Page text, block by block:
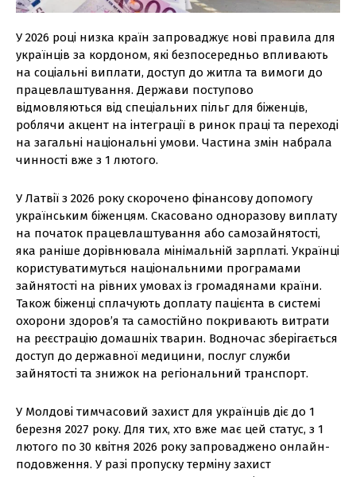
У 2026 році низка країн запроваджує нові правила для
українців за кордоном, які безпосередньо впливають
на соціальні виплати, доступ до житла та вимоги до
працевлаштування. Держави поступово
відмовляються від спеціальних пільг для біженців,
роблячи акцент на інтеграції в ринок праці та переході
на загальні національні умови. Частина змін набрала
чинності вже з 1 лютого.
У Латвії з 2026 року скорочено фінансову допомогу
українським біженцям. Скасовано одноразову виплату
на початок працевлаштування або самозайнятості,
яка раніше дорівнювала мінімальній зарплаті. Українці
користуватимуться національними програмами
зайнятості на рівних умовах із громадянами країни.
Також біженці сплачують доплату пацієнта в системі
охорони здоров’я та самостійно покривають витрати
на реєстрацію домашніх тварин. Водночас зберігається
доступ до державної медицини, послуг служби
зайнятості та знижок на регіональний транспорт.
У Молдові тимчасовий захист для українців діє до 1
березня 2027 року. Для тих, хто вже має цей статус, з 1
лютого по 30 квітня 2026 року запроваджено онлайн-
подовження. У разі пропуску терміну захист